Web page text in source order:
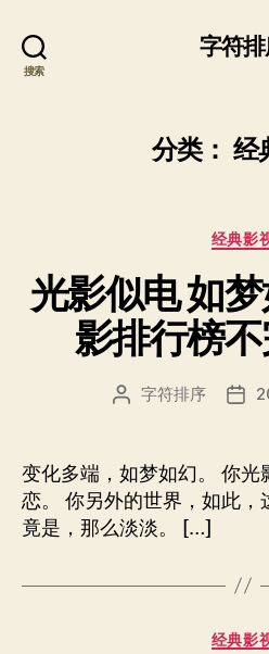
搜索
字符
分类： 经
分
经典影
光影似电 如
影排行榜
文
者
字符排序
发
期
变化多端，如梦如幻。 你光
恋。 你另外的世界，如此，
竟是，那么淡淡。 […]
分
经典影